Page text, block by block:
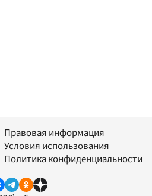
Правовая информация
Условия использования
Политика конфиденциальности